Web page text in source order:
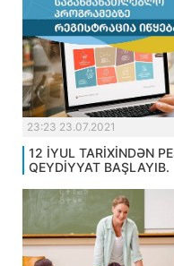
23:23 23.07.2021
12 İYUL TARİXİNDƏN
QEYDİYYAT BAŞLAYIB.